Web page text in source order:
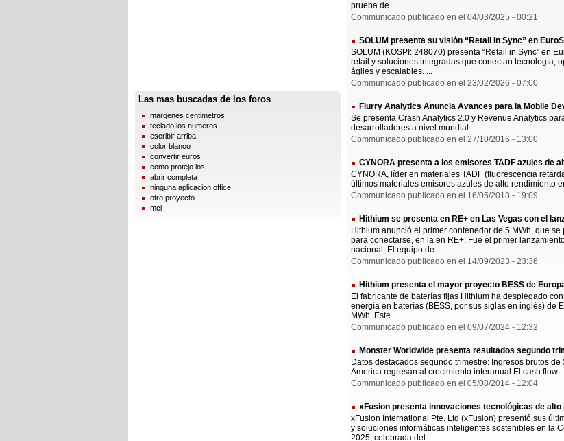
Las mas buscadas de los foros
margenes centimetros
teclado los numeros
escribir arriba
color blanco
convertir euros
como protejo los
abrir completa
ninguna aplicacion office
otro proyecto
mci
prueba de ...
Communicado publicado en el 04/03/2025 - 00:21
SOLUM presenta su visión “Retail in Sync” en
SOLUM (KOSPI: 248070) presenta “Retail in Sync” en
retail y soluciones integradas que conectan tecnología,
ágiles y escalables. ...
Communicado publicado en el 23/02/2026 - 07:00
Flurry Analytics Anuncia Avances para la Mobile
Se presenta Crash Analytics 2.0 y Revenue Analytics
desarrolladores a nivel mundial.
Communicado publicado en el 27/10/2016 - 13:00
CYNORA presenta a los emisores TADF azules de
CYNORA, líder en materiales TADF (fluorescencia
últimos materiales emisores azules de alto rendimiento
Communicado publicado en el 16/05/2018 - 19:09
Hithium se presenta en RE+ en Las Vegas con el
Hithium anunció el primer contenedor de 5 MWh, que
para conectarse, en la en RE+. Fue el primer
nacional. El equipo de ...
Communicado publicado en el 14/09/2023 - 23:36
Hithium presenta el mayor proyecto BESS de
El fabricante de baterías fijas Hithium ha desplegado
energía en baterías (BESS, por sus siglas en inglés) de
MWh. Este ...
Communicado publicado en el 09/07/2024 - 12:32
Monster Worldwide presenta resultados segundo
Datos destacados segundo trimestre: Ingresos brutos
America regresan al crecimiento interanual El cash flow ...
Communicado publicado en el 05/08/2014 - 12:04
xFusion presenta innovaciones tecnológicas de alto
xFusion International Pte. Ltd (xFusion) presentó sus
y soluciones informáticas inteligentes sostenibles en la
2025, celebrada del ...